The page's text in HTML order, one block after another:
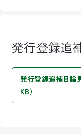
発行登録追
発行登録追補目論
KB）